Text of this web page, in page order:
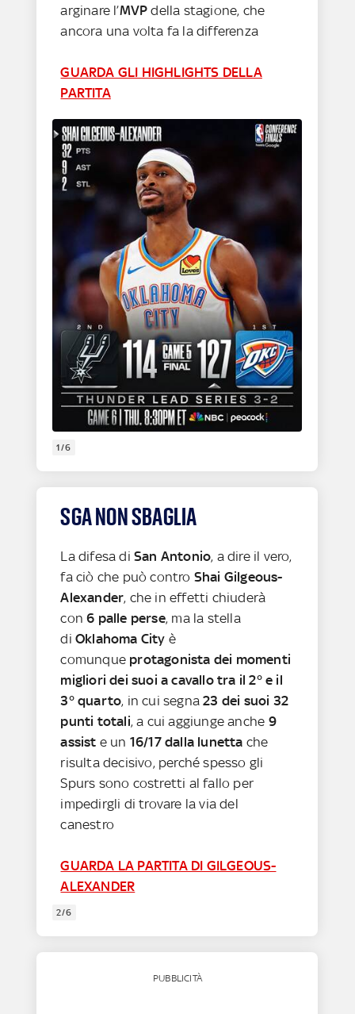
arginare l’MVP della stagione, che
ancora una volta fa la differenza
GUARDA GLI HIGHLIGHTS DELLA
PARTITA
1/6
SGA NON SBAGLIA
La difesa diSan Antonio, a dire il vero,
fa ciò che può contro Shai Gilgeous-
Alexander, che in effetti chiuderà
con6 palle perse, ma la stella
diOklahoma City è
comunque protagonista dei momenti
migliori dei suoi a cavallo tra il 2° e il
3° quarto, in cui segna23 dei suoi 32
punti totali, a cui aggiunge anche 9
assist e un 16/17 dalla lunetta che
risulta decisivo, perché spesso gli
Spurs sono costretti al fallo per
impedirgli di trovare la via del
canestro
GUARDA LA PARTITA DI GILGEOUS-
ALEXANDER
2/6
PUBBLICITÀ